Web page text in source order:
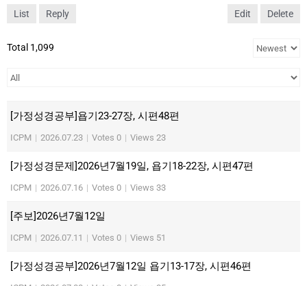
List Reply Edit Delete
Total 1,099
[가정성경공부]욥기23-27장, 시편48편
ICPM | 2026.07.23 | Votes 0 | Views 23
[가정성경문제]2026년7월19일, 욥기18-22장, 시편47편
ICPM | 2026.07.16 | Votes 0 | Views 33
[주보]2026년7월12일
ICPM | 2026.07.11 | Votes 0 | Views 51
[가정성경공부]2026년7월12일 욥기13-17장, 시편46편